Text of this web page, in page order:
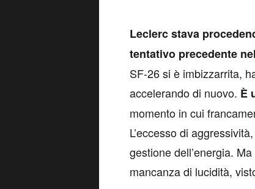
Leclerc stava
tentativo precedente
SF-26 si è imbizzarrita,
accelerando di nuovo. È
momento in cui
L’eccesso di
gestione dell’energia.
mancanza di lucidità,